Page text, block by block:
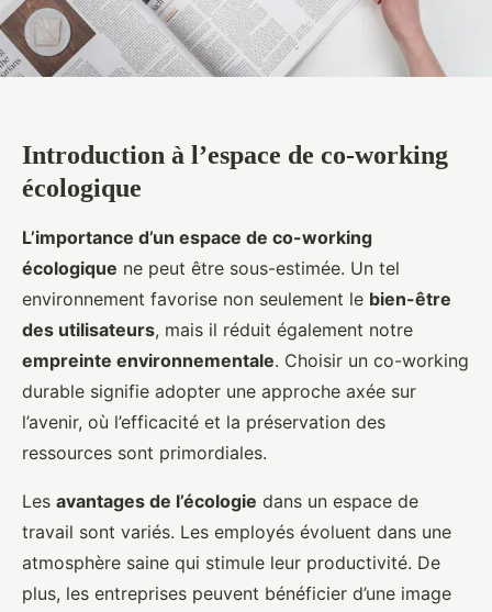
Introduction à l’espace de co-working
écologique
L’importance d’un espace de co-working
écologique ne peut être sous-estimée. Un tel
environnement favorise non seulement le bien-être
des utilisateurs, mais il réduit également notre
empreinte environnementale. Choisir un co-working
durable signifie adopter une approche axée sur
l’avenir, où l’efficacité et la préservation des
ressources sont primordiales.
Les avantages de l’écologie dans un espace de
travail sont variés. Les employés évoluent dans une
atmosphère saine qui stimule leur productivité. De
plus, les entreprises peuvent bénéficier d’une image